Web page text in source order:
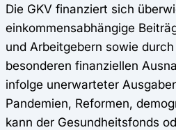
Die GKV finanziert sich
einkommensabhängige
und Arbeitgebern sowie
besonderen finanziellen
infolge unerwarteter
Pandemien, Reformen,
kann der Gesundheitsfonds